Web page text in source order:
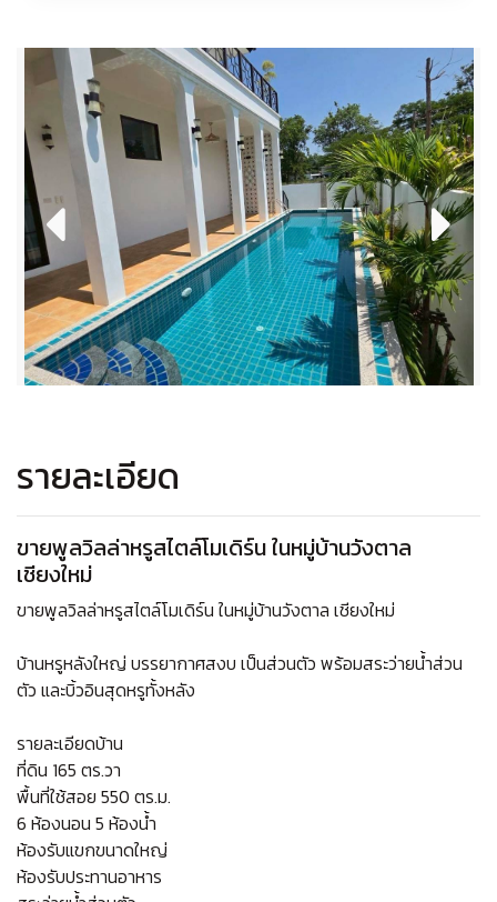
รายละเอียด
ขายพูลวิลล่าหรูสไตล์โมเดิร์น ในหมู่บ้านวังตาล
เชียงใหม่
ขายพูลวิลล่าหรูสไตล์โมเดิร์น ในหมู่บ้านวังตาล เชียงใหม่
บ้านหรูหลังใหญ่ บรรยากาศสงบ เป็นส่วนตัว พร้อมสระว่ายน้ำส่วน
ตัว และบิ้วอินสุดหรูทั้งหลัง
รายละเอียดบ้าน
ที่ดิน 165 ตร.วา
พื้นที่ใช้สอย 550 ตร.ม.
6 ห้องนอน 5 ห้องน้ำ
ห้องรับแขกขนาดใหญ่
ห้องรับประทานอาหาร